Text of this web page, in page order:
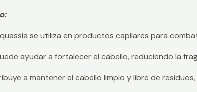
se utiliza en productos capilares para
ayudar a fortalecer el cabello, reduciendo la
a mantener el cabello limpio y libre de